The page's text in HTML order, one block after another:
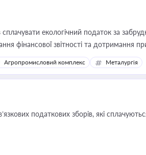
екологічний податок за
фінансової звітності та дотримання
Агропромисловий комплекс Металургія
податкових зборів, які